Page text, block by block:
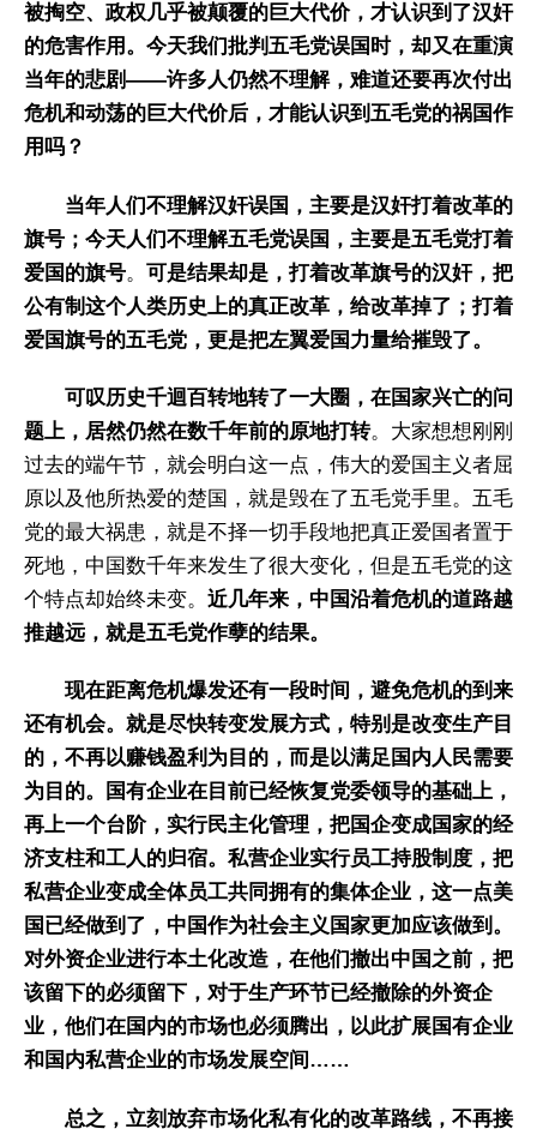
被掏空、政权几乎被颠覆的巨大代价，才认识到了汉奸
的危害作用。今天我们批判五毛党误国时，却又在重演
当年的悲剧——许多人仍然不理解，难道还要再次付出
危机和动荡的巨大代价后，才能认识到五毛党的祸国作
用吗？
当年人们不理解汉奸误国，主要是汉奸打着改革的
旗号；今天人们不理解五毛党误国，主要是五毛党打着
爱国的旗号。 可是结果却是，打着改革旗号的汉奸，把
公有制这个人类历史上的真正改革，给改革掉了；打着
爱国旗号的五毛党，更是把左翼爱国力量给摧毁了。
可叹历史千迴百转地转了一大圈，在国家兴亡的问
题上，居然仍然在数千年前的原地打转。大家想想刚刚
过去的端午节，就会明白这一点，伟大的爱国主义者屈
原以及他所热爱的楚国，就是毁在了五毛党手里。五毛
党的最大祸患，就是不择一切手段地把真正爱国者置于
死地，中国数千年来发生了很大变化，但是五毛党的这
个特点却始终未变。 近几年来，中国沿着危机的道路越
推越远，就是五毛党作孽的结果。
现在距离危机爆发还有一段时间，避免危机的到来
还有机会。就是尽快转变发展方式，特别是改变生产目
的，不再以赚钱盈利为目的，而是以满足国内人民需要
为目的。
国有企业在目前已经恢复党委领导的基础上，
再上一个台阶，实行民主化管理，把国企变成国家的经
济支柱和工人的归宿。私营企业实行员工持股制度，把
私营企业变成全体员工共同拥有的集体企业，这一点美
国已经做到了，中国作为社会主义国家更加应该做到。
对外资企业进行本土化改造，在他们撤出中国之前，把
该留下的必须留下，对于生产环节已经撤除的外资企
业，他们在国内的市场也必须腾出，以此扩展国有企业
和国内私营企业的市场发展空间……
总之，立刻放弃市场化私有化的改革路线，不再接